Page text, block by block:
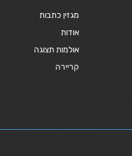
מגזין כתבות
אודות
אולמות תצוגה
קריירה